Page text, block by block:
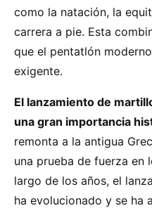
como la natación, la
carrera a pie. Esta
que el pentatlón
exigente.
El lanzamiento de
una gran importancia
remonta a la antigua
una prueba de fuerza en
largo de los años, el
ha evolucionado y se ha